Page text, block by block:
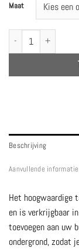
Maat
Toundra tapijt sahara -
Beschrijving
Aanvullende informatie
Het hoogwaardige
en is verkrijgbaar
toevoegen aan uw
ondergrond, zodat